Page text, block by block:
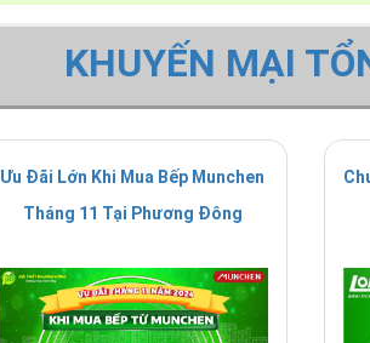
KHUYẾN MẠI
Ưu Đãi Lớn Khi Mua Bếp Munchen
Tháng 11 Tại Phương Đông